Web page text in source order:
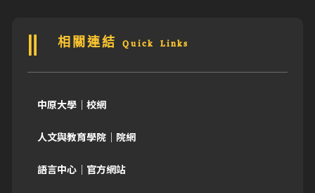
相關連結 Quick Links
中原大學｜校網
人文與教育學院｜院網
語言中心｜官方網站